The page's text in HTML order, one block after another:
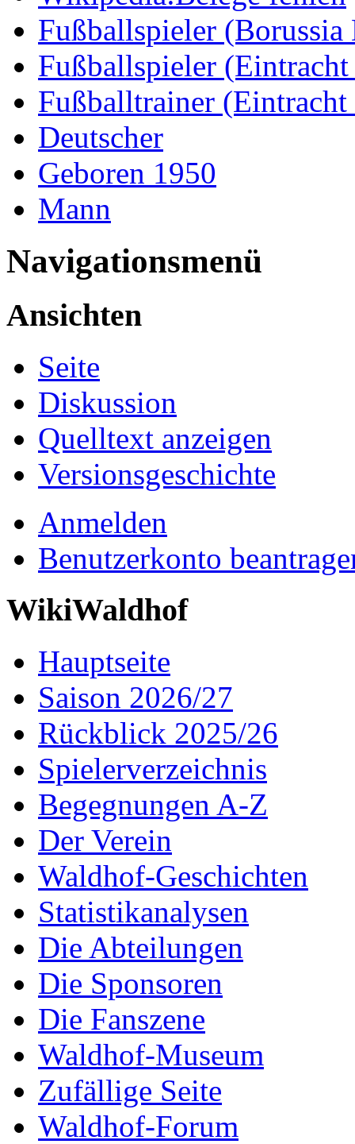
Fußballspieler
Fußballspieler
Fußballtrainer
Deutscher
Geboren 1950
Mann
Navigationsmenü
Ansichten
Seite
Diskussion
Quelltext anzeigen
Versionsgeschichte
Anmelden
Benutzerkonto
WikiWaldhof
Hauptseite
Saison 2026/27
Rückblick 2025/26
Spielerverzeichnis
Begegnungen A-Z
Der Verein
Waldhof-Geschichten
Statistikanalysen
Die Abteilungen
Die Sponsoren
Die Fanszene
Waldhof-Museum
Zufällige Seite
Waldhof-Forum